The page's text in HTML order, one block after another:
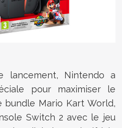
lancement, Nintendo a
pour maximiser le
Mario Kart World,
Switch 2 avec le jeu